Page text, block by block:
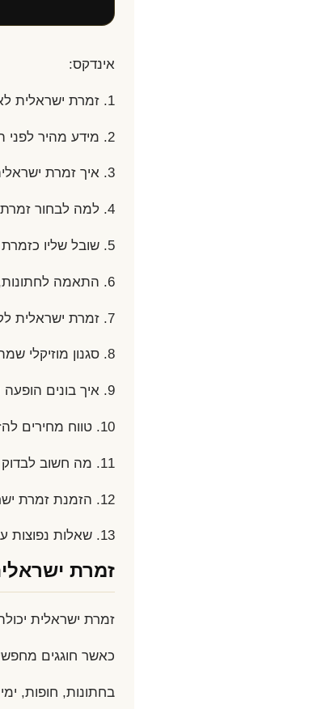
אינדקס:
1. זמרת ישראלית לאירועים פרטיים ושמחות
2. מידע מהיר לפני הזמנה
3. איך זמרת ישראלית מוסיפה לאווירה באירוע
4. למה לבחור זמרת ישראלית לאירוע
5. שובל שליו כזמרת ישראלית לאירועים
6. התאמה לחתונות, חופות ואירועים משפחתיים
7. זמרת ישראלית לקבלת פנים ולרגעים מרגשים
8. סגנון מוזיקלי שמתאים לקהל ישראלי
9. איך בונים הופעה נכונה לאירוע
10. טווח מחירים להזמנת זמרת ישראלית
11. מה חשוב לבדוק לפני שסוגרים זמרת לאירוע
12. הזמנת זמרת ישראלית דרך חפלנט
13. שאלות נפוצות על זמרת ישראלית לאירוע
זמרת
זמרת ישראלית
כאשר חוגגים
בחתונות, חופות,